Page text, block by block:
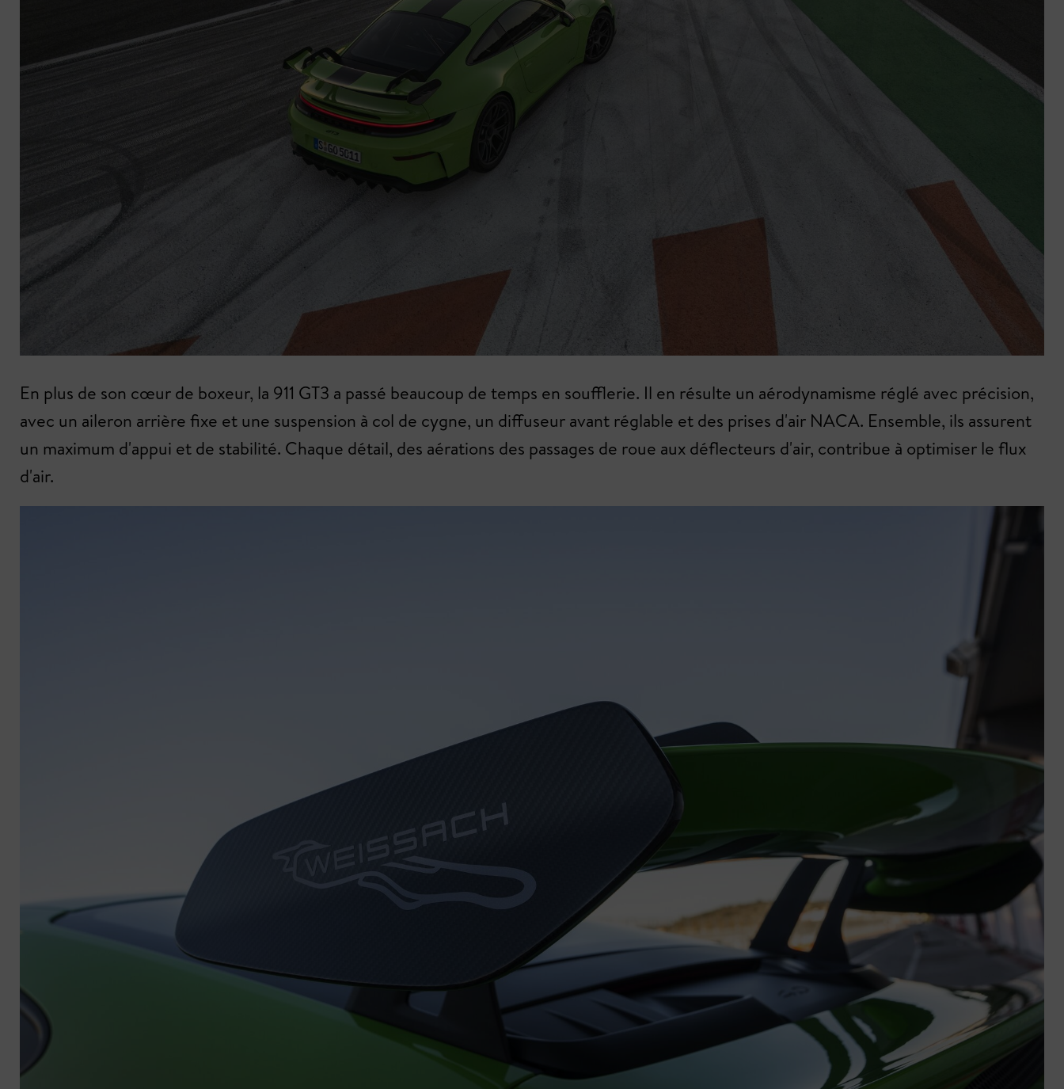
En plus de son cœur de boxeur, la 911 GT3 a passé beaucoup de temps en soufflerie. Il en résulte un aérodynamisme réglé avec précision,
avec un aileron arrière fixe et une suspension à col de cygne, un diffuseur avant réglable et des prises d'air NACA. Ensemble, ils assurent
un maximum d'appui et de stabilité. Chaque détail, des aérations des passages de roue aux déflecteurs d'air, contribue à optimiser le flux
d'air.